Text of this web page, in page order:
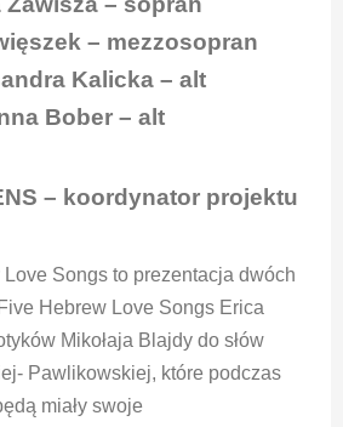
– mezzosopran
Kalicka – alt
Bober – alt
– koordynator projektu
Songs to prezentacja dwóch
Hebrew Love Songs Erica
Mikołaja Blajdy do słów
Pawlikowskiej, które podczas
miały swoje